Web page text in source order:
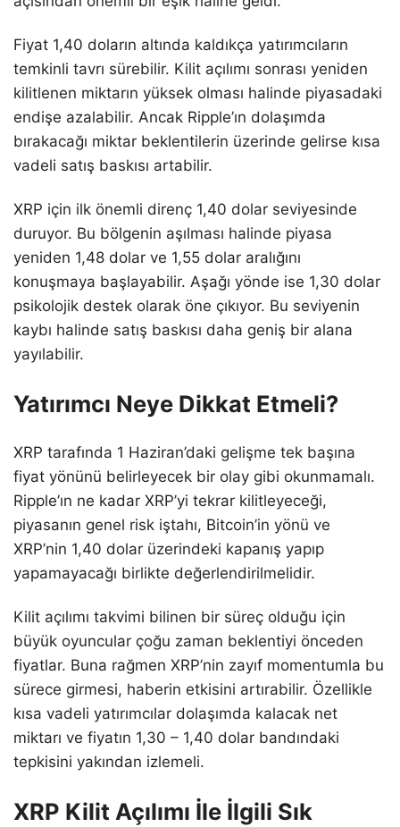
Fiyat 1,40 doların altında kaldıkça yatırımcıların
temkinli tavrı sürebilir. Kilit açılımı sonrası yeniden
kilitlenen miktarın yüksek olması halinde piyasadaki
endişe azalabilir. Ancak Ripple’ın dolaşımda
bırakacağı miktar beklentilerin üzerinde gelirse kısa
vadeli satış baskısı artabilir.
XRP için ilk önemli direnç 1,40 dolar seviyesinde
duruyor. Bu bölgenin aşılması halinde piyasa
yeniden 1,48 dolar ve 1,55 dolar aralığını
konuşmaya başlayabilir. Aşağı yönde ise 1,30 dolar
psikolojik destek olarak öne çıkıyor. Bu seviyenin
kaybı halinde satış baskısı daha geniş bir alana
yayılabilir.
Yatırımcı Neye Dikkat Etmeli?
XRP tarafında 1 Haziran’daki gelişme tek başına
fiyat yönünü belirleyecek bir olay gibi okunmamalı.
Ripple’ın ne kadar XRP’yi tekrar kilitleyeceği,
piyasanın genel risk iştahı, Bitcoin’in yönü ve
XRP’nin 1,40 dolar üzerindeki kapanış yapıp
yapamayacağı birlikte değerlendirilmelidir.
Kilit açılımı takvimi bilinen bir süreç olduğu için
büyük oyuncular çoğu zaman beklentiyi önceden
fiyatlar. Buna rağmen XRP’nin zayıf momentumla bu
sürece girmesi, haberin etkisini artırabilir. Özellikle
kısa vadeli yatırımcılar dolaşımda kalacak net
miktarı ve fiyatın 1,30 – 1,40 dolar bandındaki
tepkisini yakından izlemeli.
XRP Kilit Açılımı İle İlgili Sık